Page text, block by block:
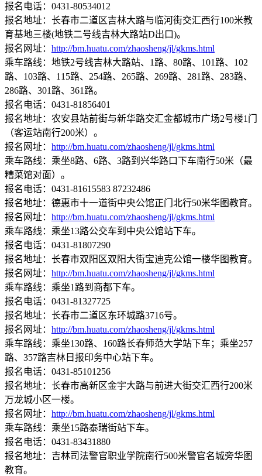
报名电话：0431-80534012
报名地址：长春市二道区吉林大路与临河街交汇西行100米教
育基地三楼(地铁二号线吉林大路站D出口)。
报名网址： http://bm.huatu.com/zhaosheng/jl/gkms.html
乘车路线：地铁2号线吉林大路站、1路、80路、101路、102
路、103路、115路、254路、265路、269路、281路、283路、
286路、301路、361路。
报名电话：0431-81856401
报名地址：农安县站前街与新华路交汇金都城市广场2号楼1门
（客运站南行200米）。
报名网址： http://bm.huatu.com/zhaosheng/jl/gkms.html
乘车路线：乘坐8路、6路、3路到兴华路口下车南行50米（最
糟菜馆对面）。
报名电话：0431-81615583 87232486
报名地址：德惠市十一道街中央公馆正门北行50米华图教育。
报名网址： http://bm.huatu.com/zhaosheng/jl/gkms.html
乘车路线：乘坐13路公交车到中央公馆站下车。
报名电话：0431-81807290
报名地址：长春市双阳区双阳大街宝迪克公馆一楼华图教育。
报名网址： http://bm.huatu.com/zhaosheng/jl/gkms.html
乘车路线：乘坐1路到商都下车。
报名电话：0431-81327725
报名地址：长春市二道区东环城路3716号。
报名网址： http://bm.huatu.com/zhaosheng/jl/gkms.html
乘车路线：乘坐130路、160路长春师范大学站下车；乘坐257
路、357路吉林日报印务中心站下车。
报名电话：0431-85101256
报名地址：长春市高新区金宇大路与前进大街交汇西行200米
万龙城小区一楼。
报名网址： http://bm.huatu.com/zhaosheng/jl/gkms.html
乘车路线：乘坐15路泰瑞街站下车。
报名电话：0431-83431880
报名地址：吉林司法警官职业学院南行500米警官名城旁华图
教育。